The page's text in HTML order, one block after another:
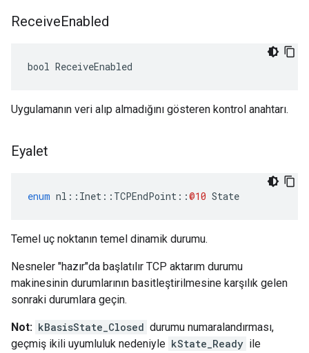
ReceiveEnabled
bool ReceiveEnabled
Uygulamanın veri alıp almadığını gösteren kontrol anahtarı.
Eyalet
enum nl :: Inet :: TCPEndPoint ::@10 State
Temel uç noktanın temel dinamik durumu.
Nesneler "hazır"da başlatılır TCP aktarım durumu
makinesinin durumlarının basitleştirilmesine karşılık gelen
sonraki durumlara geçin.
Not: kBasisState_Closed durumu numaralandırması,
geçmiş ikili uyumluluk nedeniyle kState_Ready ile